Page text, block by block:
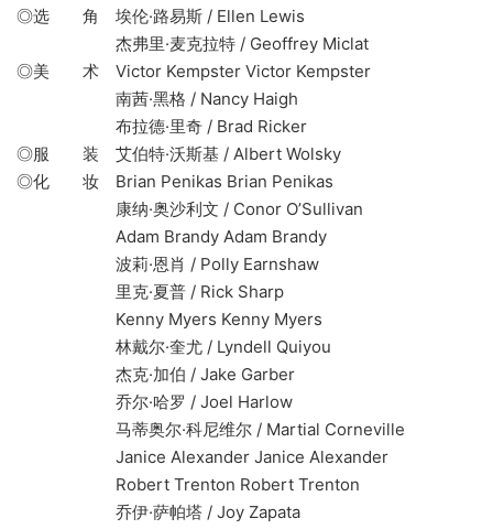
◎选 角 埃伦·路易斯 / Ellen Lewis
杰弗里·麦克拉特 / Geoffrey Miclat
◎美 术 Victor Kempster Victor Kempster
南茜·黑格 / Nancy Haigh
布拉德·里奇 / Brad Ricker
◎服 装 艾伯特·沃斯基 / Albert Wolsky
◎化 妆 Brian Penikas Brian Penikas
康纳·奥沙利文 / Conor O’Sullivan
Adam Brandy Adam Brandy
波莉·恩肖 / Polly Earnshaw
里克·夏普 / Rick Sharp
Kenny Myers Kenny Myers
林戴尔·奎尤 / Lyndell Quiyou
杰克·加伯 / Jake Garber
乔尔·哈罗 / Joel Harlow
马蒂奥尔·科尼维尔 / Martial Corneville
Janice Alexander Janice Alexander
Robert Trenton Robert Trenton
乔伊·萨帕塔 / Joy Zapata